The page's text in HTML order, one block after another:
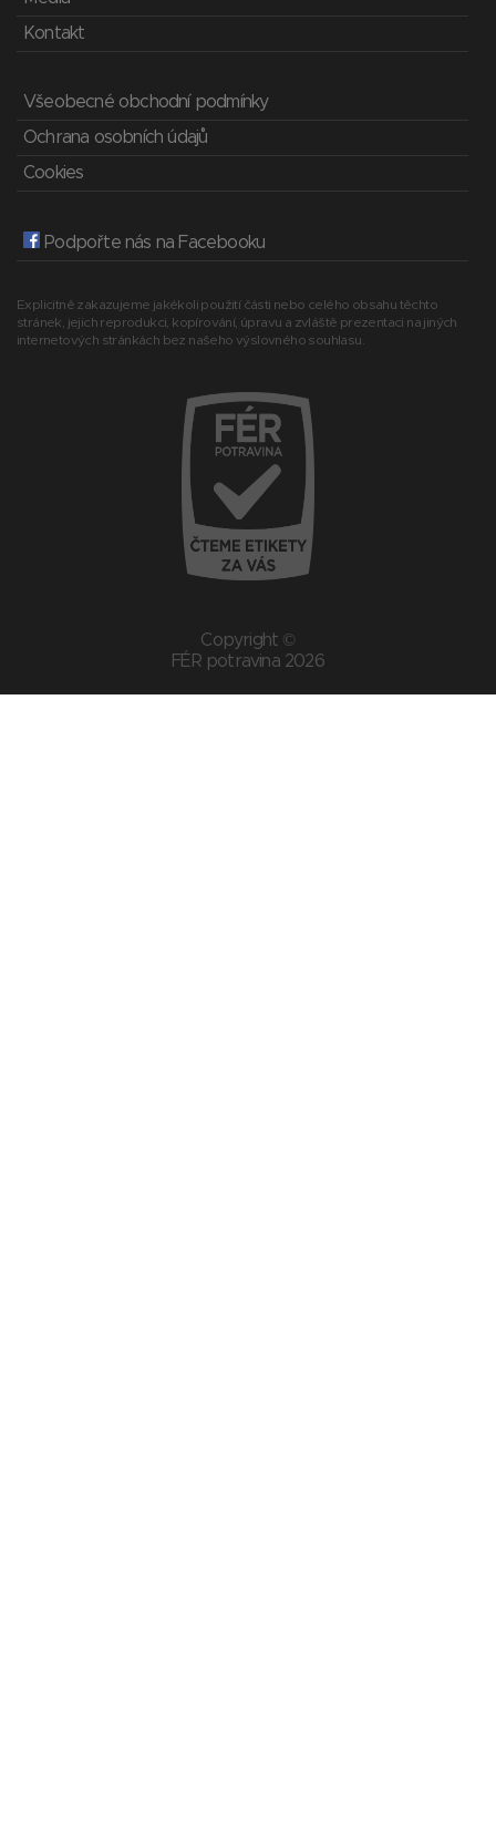
Kontakt
Všeobecné obchodní podmínky
Ochrana osobních údajů
Cookies
Podpořte nás na Facebooku
Explicitně zakazujeme jakékoli použití části nebo celého obsahu těchto
stránek, jejich reprodukci, kopírování, úpravu a zvláště prezentaci na jiných
internetových stránkách bez našeho výslovného souhlasu.
Copyright ©
FÉR potravina 2026